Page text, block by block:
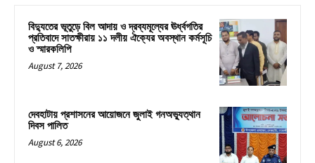
বিদ্যুতের ভূতুড়ে বিল আদায় ও দ্রব্যমূল্যের ঊর্ধ্বগতির
প্রতিবাদে সাতক্ষীরায় ১১ দলীয় ঐক্যের অবস্থান কর্মসূচি
ও স্মারকলিপি
August 7, 2026
দেবহাটায় প্রশাসনের আয়োজনে জুলাই গনঅভ্যুত্থান
দিবস পালিত
August 6, 2026